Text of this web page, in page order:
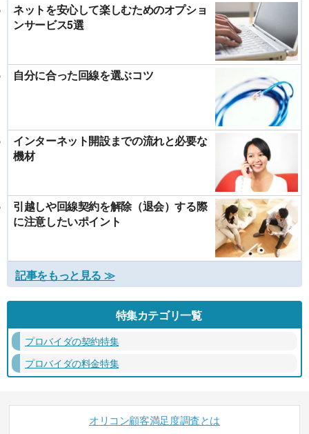
ネットを安心して楽しむためのオプショ
ンサービス5選
自分に合った回線を選ぶコツ
インターネット開設までの流れと必要な
機材
引越しや回線契約を解除（退会）する際
に注意したいポイント
記事をもっと見る ≫
特集カテゴリ一覧
プロバイダの契約特集
プロバイダの料金特集
オリコン顧客満足度調査とは